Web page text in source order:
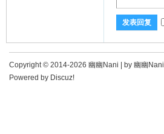
发表回复
Copyright © 2014-2026 幽幽Nani | by 幽幽Nani
Powered by Discuz!